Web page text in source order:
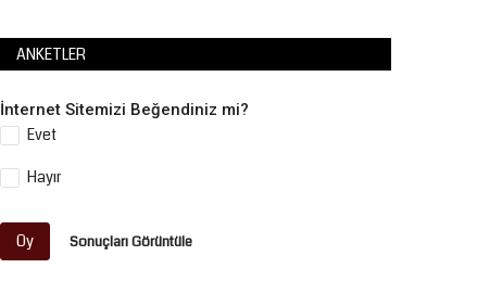
ANKETLER
İnternet Sitemizi Beğendiniz mi?
Evet
Hayır
Oy Sonuçları Görüntüle